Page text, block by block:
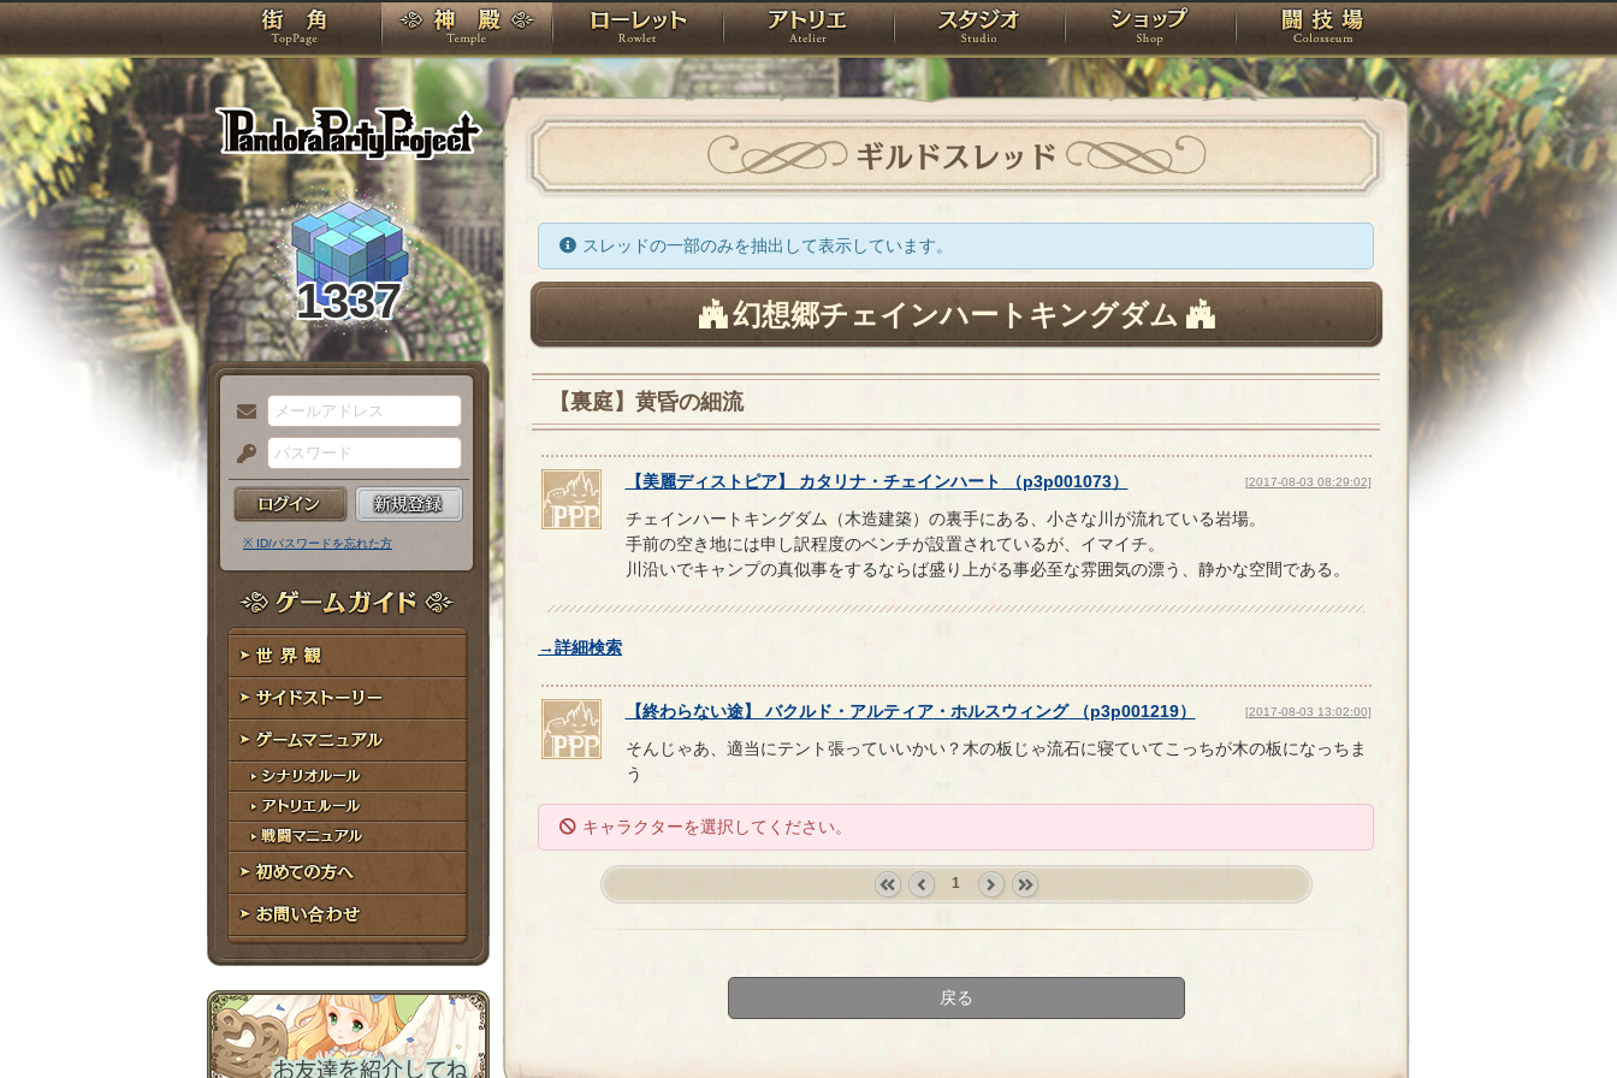
PandoraPartyProject
TOP 神殿 ローレット アトリエ スタジオ ショップ 闘技場
1337
メ
ー
ル
ア
ド
レ
ス
パ
ス
ー
ド
※ ID/パスワードを忘れた方
ゲームガイド
世界観
サイドストーリー
ゲームマニュアル
シナリオルール
アトリエルール
戦闘マニュアル
初めての方へ
お問い合わせ
ギルドスレッド
スレッドの一部のみを抽出して表示しています。
幻想郷チェインハートキングダム
【裏庭】黄昏の細流
【美麗ディストピア】 カタリナ・ チェインハート （p3p001073） [2017-08-03 08:29:02]
チェインハートキングダム（木造建築）の裏手にある、小さな川が流れている岩場。
手前の空き地には申し訳程度のベンチが設置されているが、イマイチ。
川沿いでキャンプの真似事をするならば盛り上がる事必至な雰囲気の漂う、静かな空間である。
→詳細検索
【終わらない途】 バクルド ・ アルティア・ ホルスウィング（p3p001219） [2017-08-03 13:02:00]
そんじゃあ、適当にテント張っていいかい？木の板じゃ流石に寝ていてこっちが木の板になっちま
う
キャラクターを選択してください。
1
戻る